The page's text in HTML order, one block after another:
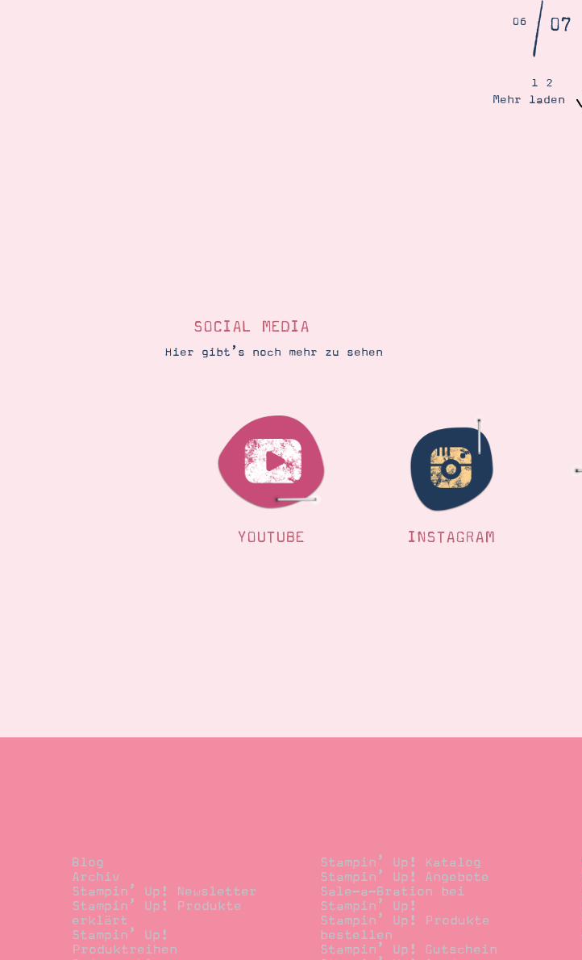
06/07
1
2
Mehr laden
SOCIAL MEDIA
Hier gibt’s noch mehr zu sehen
YOUTUBE INSTAGRAM
Blog
Archiv
Stampin’ Up! Newsletter
Stampin’ Up! Produkte
erklärt
Stampin’ Up!
Produktreihen
Stampin’ Up! Katalog
Stampin’ Up! Angebote
Sale-a-Bration bei
Stampin’ Up!
Stampin’ Up! Produkte
bestellen
Stampin’ Up! Gutschein